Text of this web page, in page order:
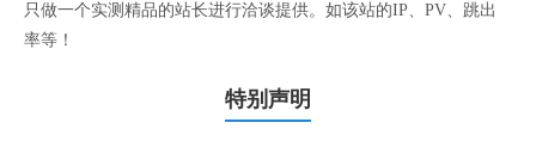
只做一个实测精品的站长进行洽谈提供。如该站的IP、PV、跳出
率等！
特别声明